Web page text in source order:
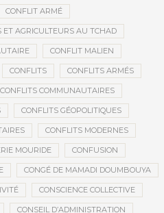
CONFLIT ARMÉ
ET AGRICULTEURS AU TCHAD
CONFLIT MALIEN
CONFLITS CONFLITS ARMÉS
CONFLITS COMMUNAUTAIRES
CONFLITS GÉOPOLITIQUES
CONFLITS MODERNES
MOURIDE CONFUSION
CONGÉ DE MAMADI DOUMBOUYA
CONSCIENCE COLLECTIVE
CONSEIL D’ADMINISTRATION